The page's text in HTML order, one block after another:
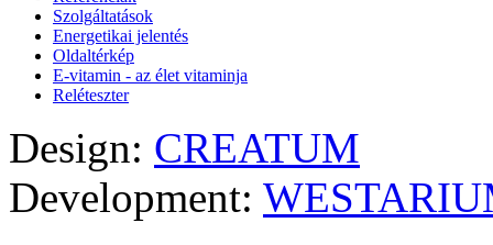
Szolgáltatások
Energetikai jelentés
Oldaltérkép
E-vitamin - az élet vitaminja
Reléteszter
Design: CREATUM
Development: